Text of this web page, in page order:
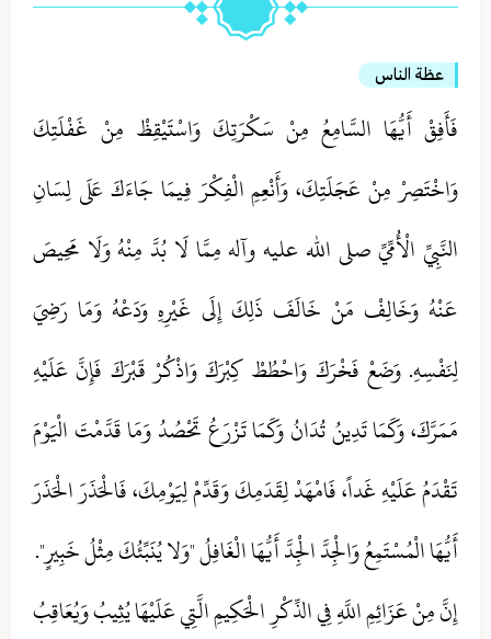
عظة الناس
فَأَفِقْ أَيُّهَا السَّامِعُ مِنْ سَكْرَتِكَ وَاسْتَيْقِظْ مِنْ غَفْلَتِكَ
وَاخْتَصِرْ مِنْ عَجَلَتِكَ، وَأَنْعِمِ الْفِكْرَ فِيمَا جَاءَكَ عَلَى لِسَانِ
النَّبِيِّ الْأُمِّيِّ صلی الله علیه وآله مِمَّا لَا بُدَّ مِنْهُ وَلَا مَحِيصَ
عَنْهُ وَخَالِفْ مَنْ خَالَفَ ذَلِكَ إِلَى غَيْرِهِ وَدَعْهُ وَمَا رَضِيَ
لِنَفْسِهِ. وَضَعْ فَخْرَكَ وَاحْطُطْ كِبْرَكَ وَاذْكُرْ قَبْرَكَ فَإِنَّ عَلَيْهِ
مَمَرَّكَ، وَكَمَا تَدِينُ تُدَانُ وَكَمَا تَزْرَعُ تَحْصُدُ وَمَا قَدَّمْتَ الْيَوْمَ
تَقْدَمُ عَلَيْهِ غَداً، فَامْهَدْ لِقَدَمِكَ وَقَدِّمْ لِيَوْمِكَ، فَالْحَذَرَ الْحَذَرَ
أَيُّهَا الْمُسْتَمِعُ وَالْجِدَّ الْجِدَّ أَيُّهَا الْغَافِلُ "وَلا يُنَبِّئُكَ مِثْلُ خَبِيرٍ".
إِنَّ مِنْ عَزَائِمِ اللَّهِ فِي الذِّكْرِ الْحَكِيمِ الَّتِي عَلَيْهَا يُثِيبُ وَيُعَاقِبُ